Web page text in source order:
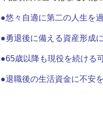
●悠々自適に第二の人生を
●勇退後に備える資産形成
●65歳以降も現役を続ける
●退職後の生活資金に不安